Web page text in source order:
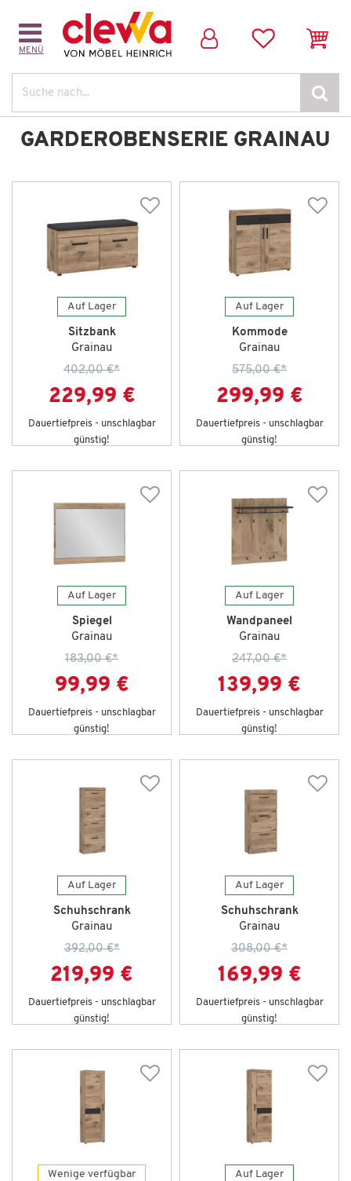
MENÜ
GARDEROBENSERIE GRAINAU
Auf Lager
Sitzbank
Grainau
402,00 €*
229,99 €
Dauertiefpreis - unschlagbar
günstig!
Auf Lager
Kommode
Grainau
575,00 €*
299,99 €
Dauertiefpreis - unschlagbar
günstig!
Auf Lager
Spiegel
Grainau
183,00 €*
99,99 €
Dauertiefpreis - unschlagbar
günstig!
Auf Lager
Wandpaneel
Grainau
247,00 €*
139,99 €
Dauertiefpreis - unschlagbar
günstig!
Auf Lager
Schuhschrank
Grainau
392,00 €*
219,99 €
Dauertiefpreis - unschlagbar
günstig!
Auf Lager
Schuhschrank
Grainau
308,00 €*
169,99 €
Dauertiefpreis - unschlagbar
günstig!
Wenige verfügbar Auf Lager